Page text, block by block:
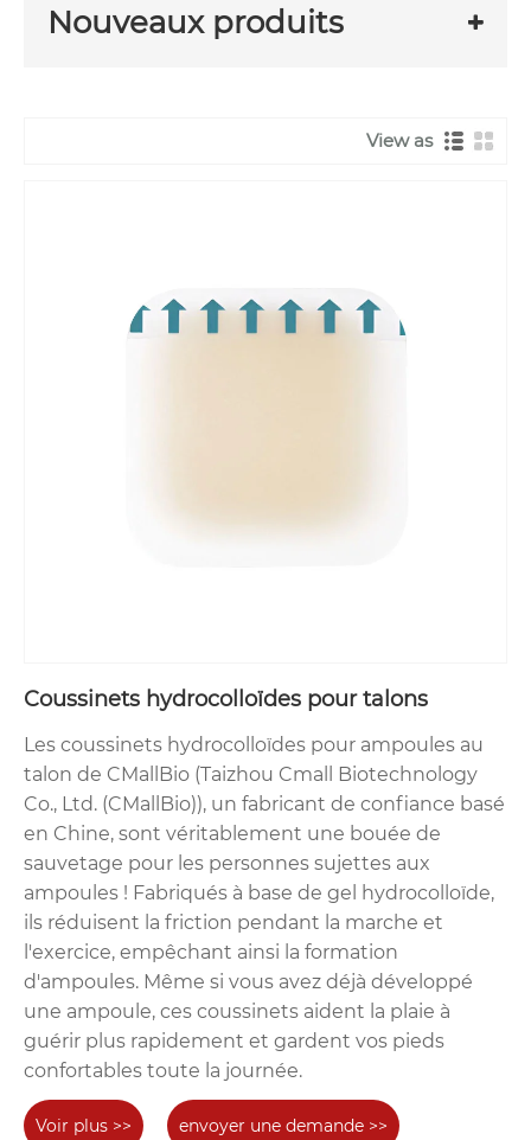
Nouveaux produits
View as
Coussinets hydrocolloïdes pour talons
Les coussinets hydrocolloïdes pour ampoules au
talon de CMallBio (Taizhou Cmall Biotechnology
Co., Ltd. (CMallBio)), un fabricant de confiance basé
en Chine, sont véritablement une bouée de
sauvetage pour les personnes sujettes aux
ampoules ! Fabriqués à base de gel hydrocolloïde,
ils réduisent la friction pendant la marche et
l'exercice, empêchant ainsi la formation
d'ampoules. Même si vous avez déjà développé
une ampoule, ces coussinets aident la plaie à
guérir plus rapidement et gardent vos pieds
confortables toute la journée.
Voir plus >> envoyer une demande >>